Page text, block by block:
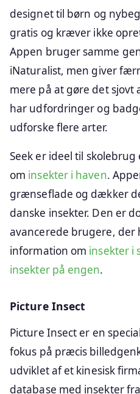
designet til børn og
gratis og kræver ikke
Appen bruger samme
iNaturalist, men giver
mere på at gøre det
har udfordringer og
udforske flere arter.
Seek er ideel til
om insekter i haven.
grænseflade og dækker
danske insekter. Den er
avancerede brugere,
information om insekter i
insekter på engen.
Picture Insect
Picture Insect er en
fokus på præcis
udviklet af et kinesisk
database med insekter